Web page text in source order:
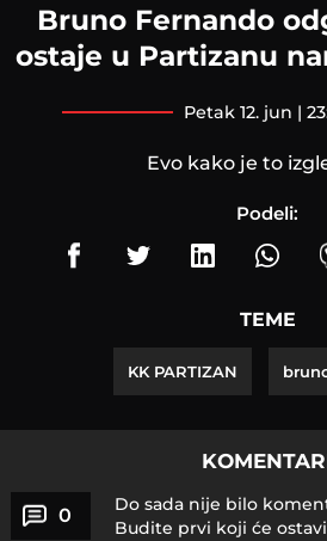
Bruno Fernando
ostaje u Partizanu
petak 12. jun |
Evo kako je to
Podeli:
TEME
KK PARTIZAN
0
Do sada nije bilo
Budite prvi koji će